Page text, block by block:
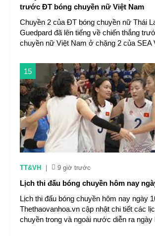
trước ĐT bóng chuyền nữ Việt Nam
Chuyền 2 của ĐT bóng chuyền nữ Thái
Guedpard đã lên tiếng về chiến thắng
chuyền nữ Việt Nam ở chặng 2 của SEA
15
TT&VH 9 giờ trước
Lịch thi đấu bóng chuyền hôm nay
Lịch thi đấu bóng chuyền hôm nay ngày
Thethaovanhoa.vn cập nhật chi tiết các
chuyền trong và ngoài nước diễn ra ngày